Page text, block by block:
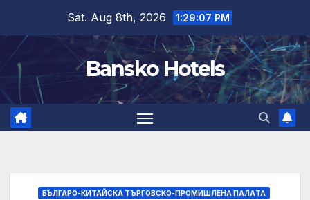
content
Sat. Aug 8th, 2026 1:29:08 PM
Bansko Hotels
БЪЛГАРО-КИТАЙСКА ТЪРГОВСКО-ПРОМИШЛЕНА ПАЛAТА